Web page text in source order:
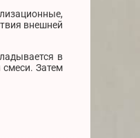
внешней
в
смеси. Затем